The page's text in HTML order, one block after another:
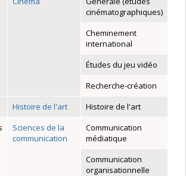
cinématographiques)
Cheminement
international
Études du jeu vidéo
Recherche-création
Histoire de l'art
Histoire de l'art
Sciences de la
communication
Communication
médiatique
Communication
organisationnelle